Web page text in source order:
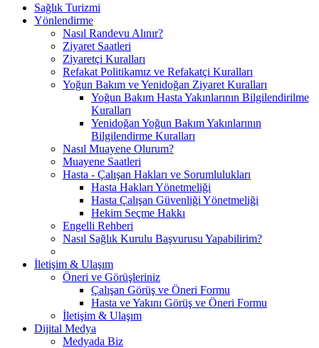
Sağlık Turizmi
Yönlendirme
Nasıl Randevu Alınır?
Ziyaret Saatleri
Ziyaretçi Kuralları
Refakat Politikamız ve Refakatçi Kuralları
Yoğun Bakım ve Yenidoğan Ziyaret Kuralları
Yoğun Bakım Hasta Yakınlarının Bilgilendirilme
Kuralları
Yenidoğan Yoğun Bakım Yakınlarının
Bilgilendirme Kuralları
Nasıl Muayene Olurum?
Muayene Saatleri
Hasta - Çalışan Hakları ve Sorumlulukları
Hasta Hakları Yönetmeliği
Hasta Çalışan Güvenliği Yönetmeliği
Hekim Seçme Hakkı
Engelli Rehberi
Nasıl Sağlık Kurulu Başvurusu Yapabilirim?
İletişim & Ulaşım
Öneri ve Görüşleriniz
Çalışan Görüş ve Öneri Formu
Hasta ve Yakını Görüş ve Öneri Formu
İletişim & Ulaşım
Dijital Medya
Medyada Biz